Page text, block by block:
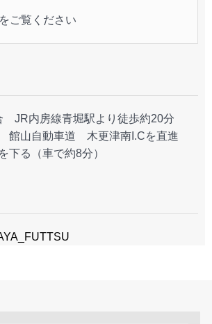
ご覧ください
JR内房線青堀駅より徒歩約20分
館山自動車道 木更津南I.Cを直進
下る（車で約8分）